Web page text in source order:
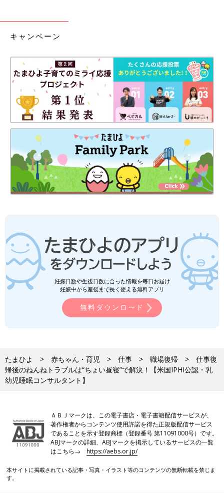
の３分でもいいから、「子どもに大好きだよ」と伝えます。肌と
肌の触れ合いを大切にし、ハグやタッチをしてみましょう。
でも十分安心につながると思います。
「子どものねんねトラブルが激しく、自分も眠れなくなってしま
った。とてもつらいので、仕事をやめようかなと思う…」とご相
談にいらっしゃるママさんもいます。けれど、ねんねの悩みは必
ず解決方法があります。仕事を続けることを、あきらめないでく
ださいね。
お子さんのねんねを改善すると、ママやパパの睡眠の質もよくな
るので、仕事のパフォーマンスもアップし、さらには家族全員が
ハッピーに過ごせることにつながります。ぜひ、できることから
トライしていきましょう。
構成／ひよこクラブ編集部
文・監修／愛波 文さん
こんにちは！宮瀬とまとです。 2012年産まれ
の三つ子のお母さんをしてます！ 三つ子たちと
てんやわんやな毎日を過ごしております♪ 毎日
のワンオペ三つ子育児で散々苦労した幼児期の
時の寝かしつけです。 1～2時間、何もできず
に暗闇の中でじっとしていなければいけません
でした…。
前の話
「赤ちゃんはちょっ
と薄着」のほうが質
一覧
1人目と違う、きょうだ
いの寝かしつけ、コツ
キャンペーン
妊娠日数や生後日数に合った情報を毎日お届け
妊娠中から産後まで長く使える無料アプリ
無料ダウンロード
たまひよ 赤ちゃん・育児 仕事 職場復帰
仕事復
帰後のねんねトラブルは“ちょい昼寝”で解決！【米国IPHI公認・乳
幼児睡眠コンサルタント】
ＡＢＪマークは、この電子書店・電子書籍配信サービスが、
著作権者からコンテンツ使用許諾を得た正規版配信サービス
であることを示す登録商標（登録番号 第11091000号）です。
ABJマークの詳細、ABJマークを掲示しているサービスの一覧
はこちら→https://aebs.or.jp/
本サイトに掲載されている記事・写真・イラスト等のコンテンツの無断転載を禁じま
す。